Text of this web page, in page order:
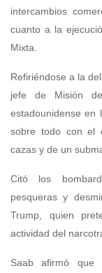
intercambios
cuanto a la
Mixta.
Refiriéndose a la
jefe de Misión
estadounidense en
sobre todo con el
cazas y de un
Citó los
pesqueras y
Trump, quien
actividad del
Saab afirmó que